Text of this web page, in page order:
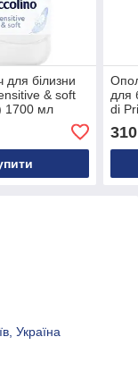
для білизни
& soft
1700 мл
для
di
310
Україна